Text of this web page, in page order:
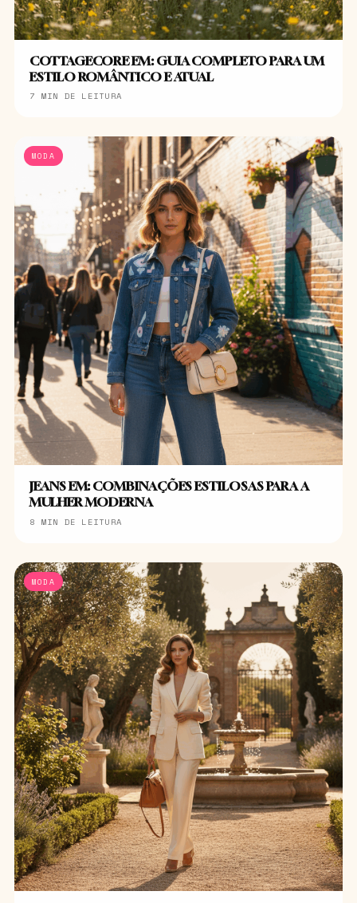
COTTAGECORE EM: GUIA COMPLETO PARA UM
ESTILO ROMÂNTICO E ATUAL
7 MIN DE LEITURA
MODA
JEANS EM: COMBINAÇÕES ESTILOSAS PARA A
MULHER MODERNA
8 MIN DE LEITURA
MODA